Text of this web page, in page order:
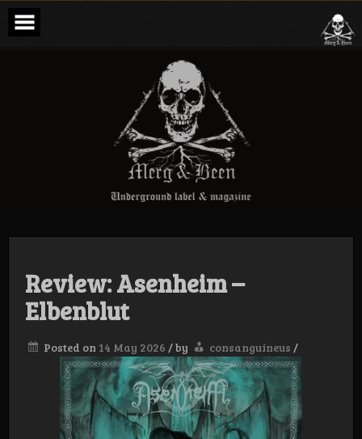
Skip
content
Merg & Been –
Underground
Label &
Magazine
Review: Asenheim –
Elbenblut
Posted on 14 May 2026 /by consanguineus /